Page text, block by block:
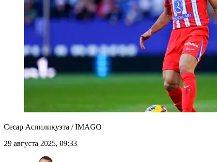
Сесар Аспиликуэта / IMAGO
29 августа 2025, 09:33